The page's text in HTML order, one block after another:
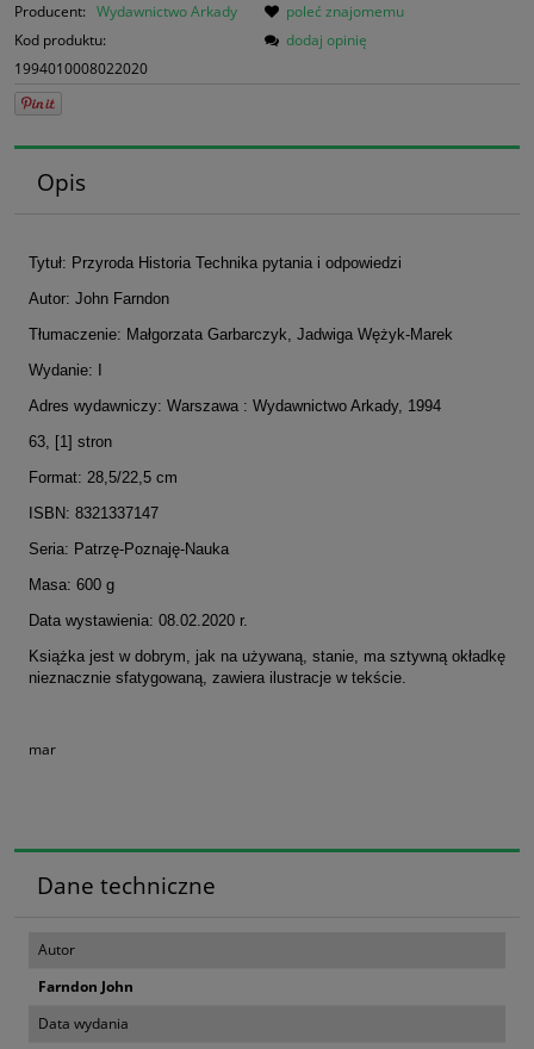
Producent: Wydawnictwo Arkady
Kod produktu:
1994010008022020
poleć znajomemu
dodaj opinię
Opis
Tytuł: Przyroda Historia Technika pytania i odpowiedzi
Autor: John Farndon
Tłumaczenie: Małgorzata Garbarczyk, Jadwiga Wężyk-Marek
Wydanie: I
Adres wydawniczy: Warszawa : Wydawnictwo Arkady, 1994
63, [1] stron
Format: 28,5/22,5 cm
ISBN: 8321337147
Seria: Patrzę-Poznaję-Nauka
Masa: 600 g
Data wystawienia: 08.02.2020 r.
Książka jest w dobrym, jak na używaną, stanie, ma sztywną okładkę
nieznacznie sfatygowaną, zawiera ilustracje w tekście.
mar
Dane techniczne
Autor
Farndon John
Data wydania